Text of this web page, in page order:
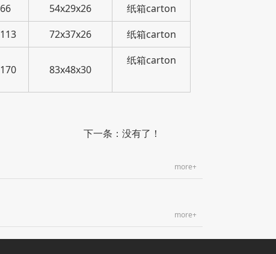
54x29x26
纸箱carton
72x37x26 纸箱carton
83x48x30
纸箱carton
下一条：没有了！
more+
more+